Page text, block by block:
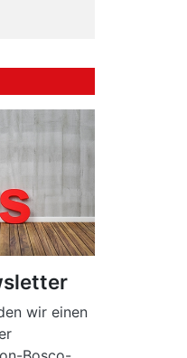
wir einen